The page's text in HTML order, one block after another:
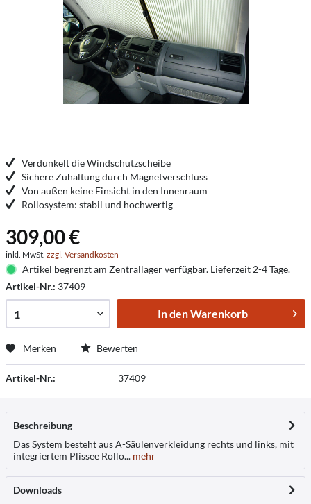
Verdunkelt die Windschutzscheibe
Sichere Zuhaltung durch Magnetverschluss
Von außen keine Einsicht in den Innenraum
Rollosystem: stabil und hochwertig
309,00 €
inkl. MwSt. zzgl. Versandkosten
Artikel begrenzt am Zentrallager verfügbar. Lieferzeit 2-4 Tage.
Artikel-Nr.: 37409
In denWarenkorb
Merken Bewerten
Artikel-Nr.: 37409
Beschreibung
Das System besteht aus A-Säulenverkleidung rechts und links, mit
integriertem Plissee Rollo... mehr
Downloads